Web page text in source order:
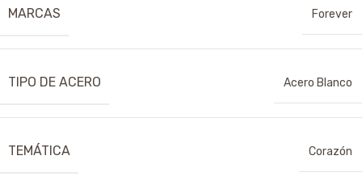
MARCAS Forever
TIPO DE ACERO Acero Blanco
TEMÁTICA Corazón